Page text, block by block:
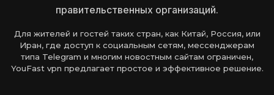
правительственных организаций.
Для жителей и гостей таких стран, как Китай, Россия, или
Иран, где доступ к социальным сетям, мессенджерам
типа Telegram и многим новостным сайтам ограничен,
YouFast vpn предлагает простое и эффективное решение.